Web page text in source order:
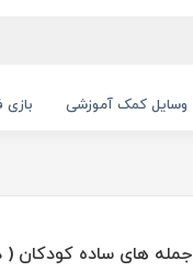
وسایل کمک آموزشی
جمله های ساده کودکان